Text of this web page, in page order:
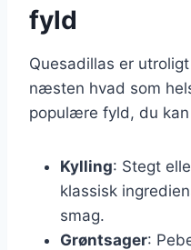
fyld
Quesadillas er
næsten hvad som
populære fyld, du kan
Kylling: Stegt
klassisk
smag.
Grøntsager: